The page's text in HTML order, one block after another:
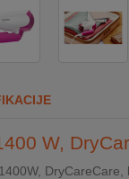
W,
DryCareCare,